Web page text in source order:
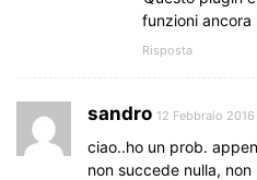
funzioni ancora
Risposta
sandro 12 Febbraio
ciao..ho un prob.
non succede nulla,